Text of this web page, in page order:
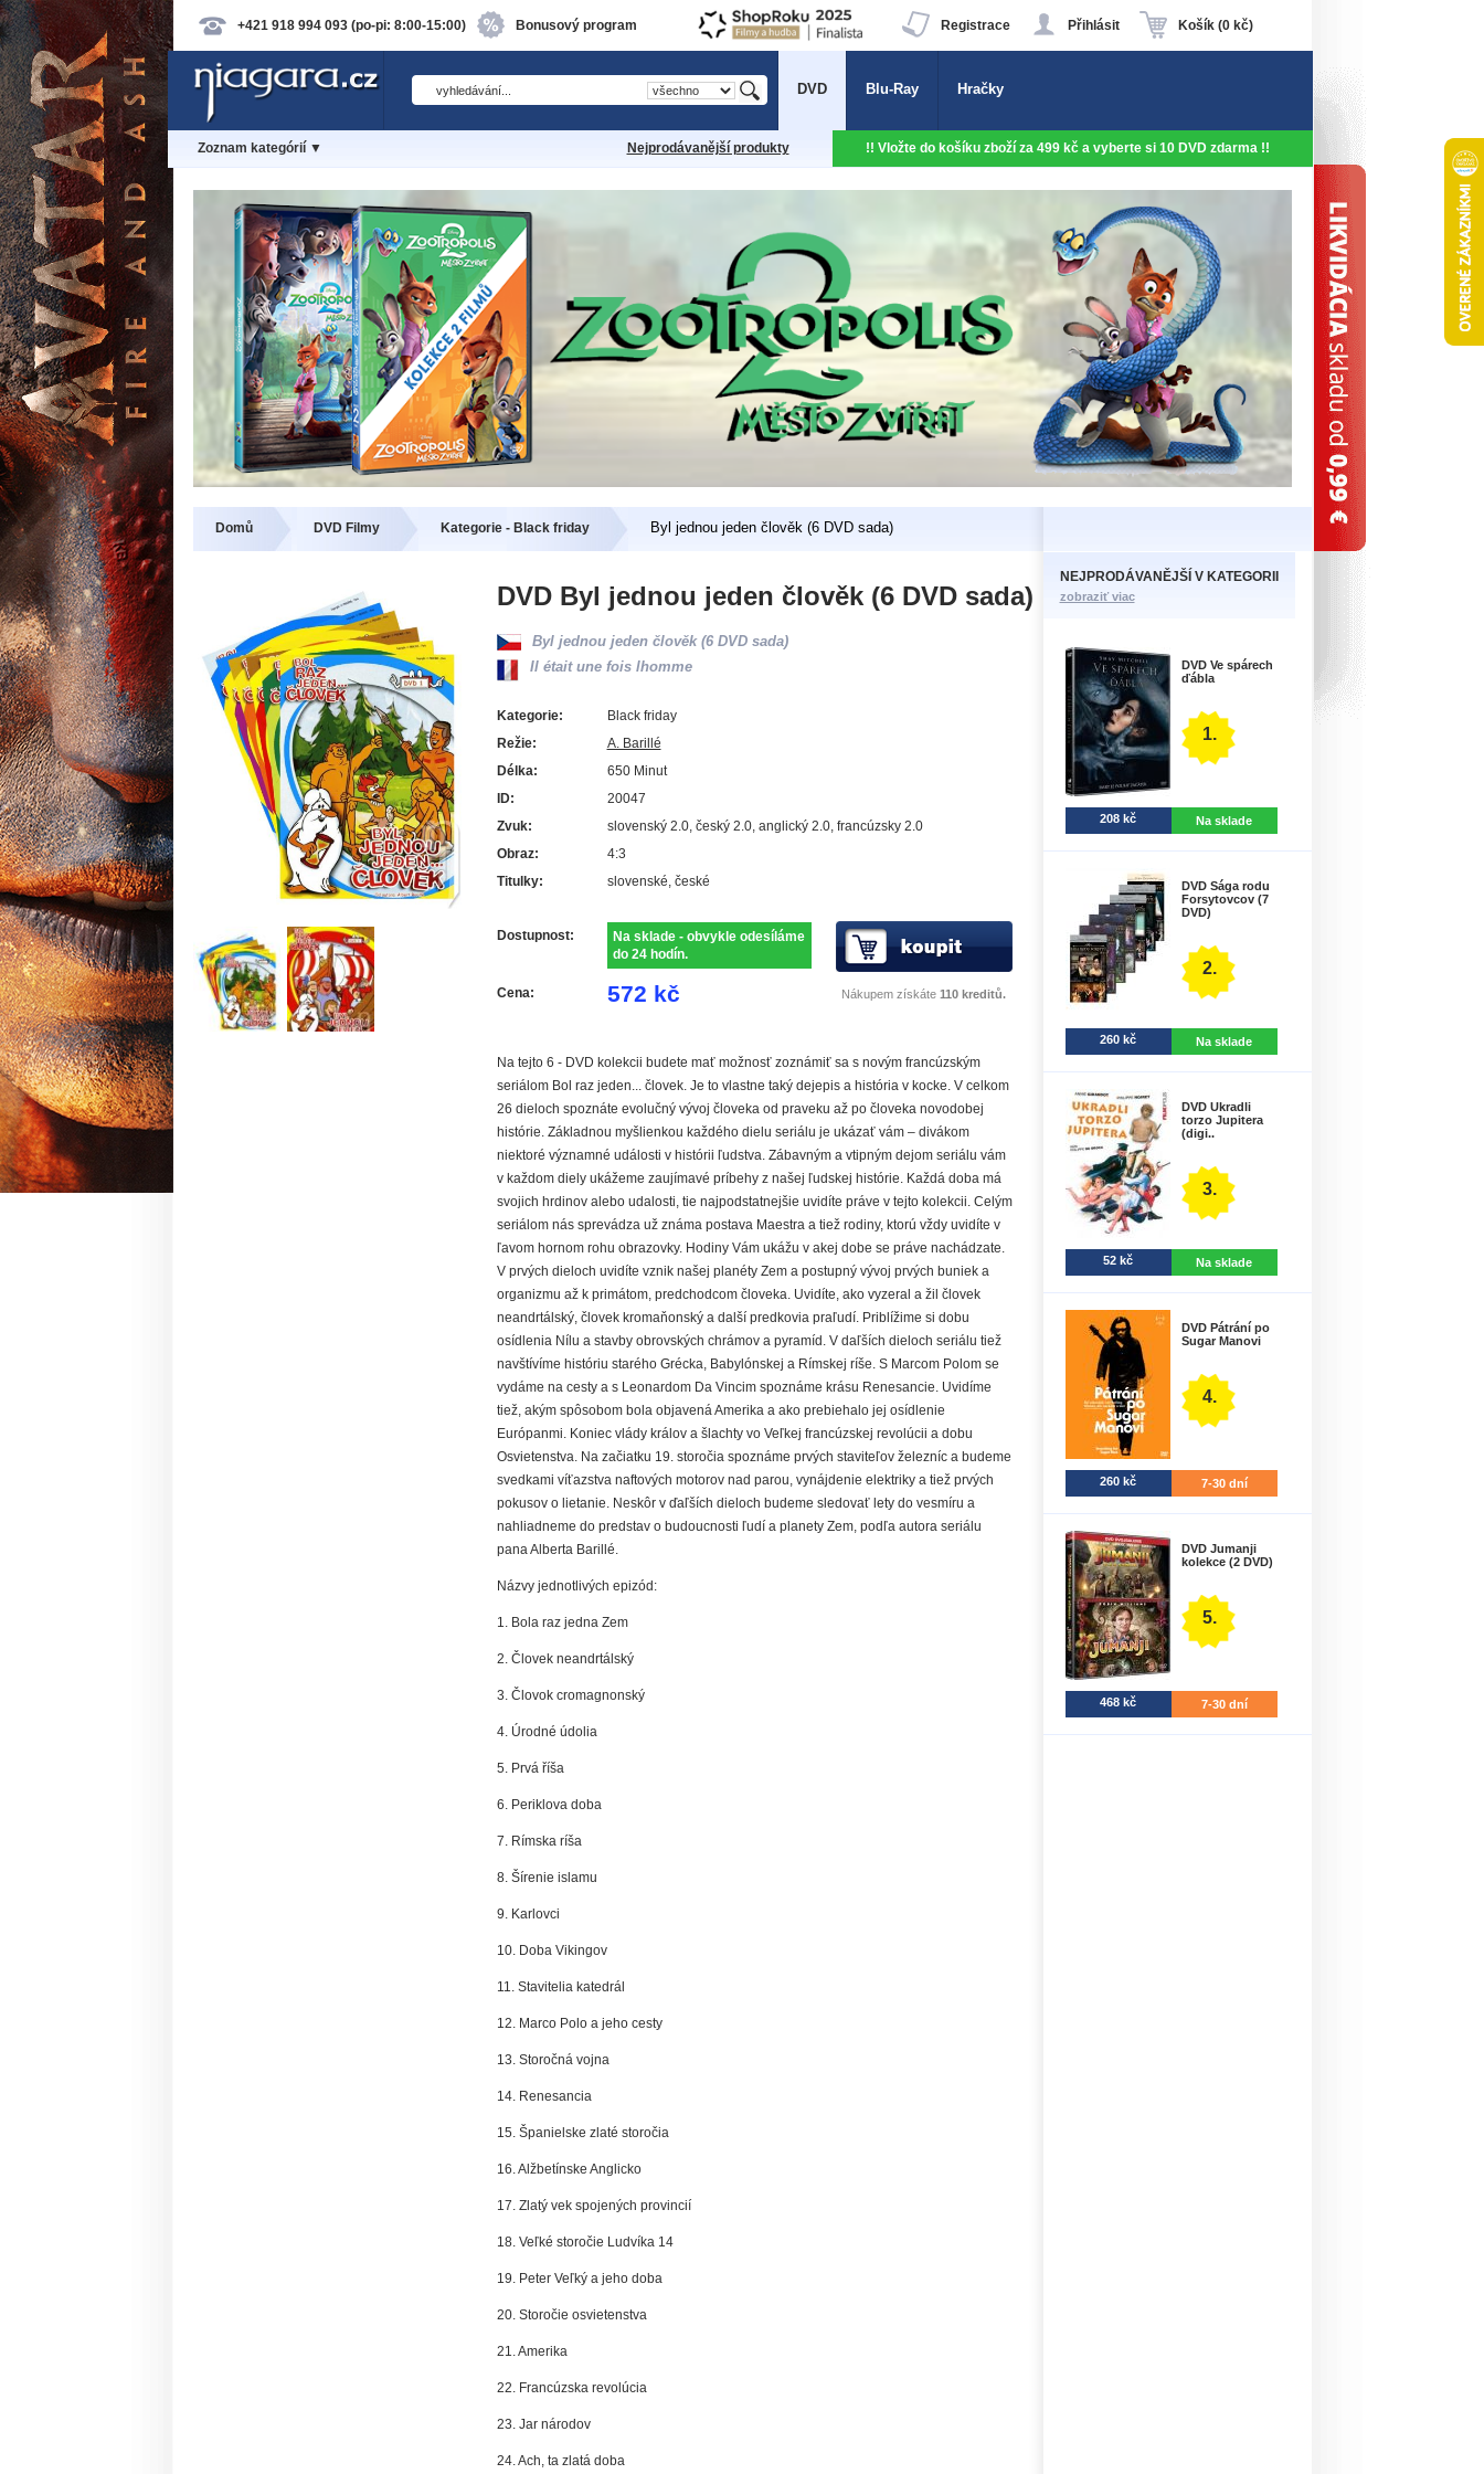
+421 918 994 093 (po-pi: 8:00-15:00) Bonusový program Košík (0 kč)
Přihlásit
Registrace
DVD Blu-Ray Hračky
Zoznam kategórií ▼ Nejprodávanější produkty !! Vložte do košíku zboží za 499 kč a vyberte si 10 DVD zdarma !!
Domů DVD Filmy Kategorie - Black friday Byl jednou jeden člověk (6 DVD sada)
DVD Byl jednou jeden člověk (6 DVD sada)
Byl jednou jeden člověk (6 DVD sada)
Il était une fois lhomme
Kategorie:
Black friday
Režie:
A. Barillé
Délka:
650 Minut
ID:
20047
Zvuk:
slovenský 2.0, český 2.0, anglický 2.0, francúzsky 2.0
Obraz:
4:3
Titulky:
slovenské, české
Dostupnost:
Na sklade - obvykle odesíláme
do 24 hodín.
Cena: 572 kč Nákupem získáte 110 kreditů.
Na tejto 6 - DVD kolekcii budete mať možnosť zoznámiť sa s novým francúzským
seriálom Bol raz jeden... človek. Je to vlastne taký dejepis a história v kocke. V celkom
26 dieloch spoznáte evolučný vývoj človeka od praveku až po človeka novodobej
histórie. Základnou myšlienkou každého dielu seriálu je ukázať vám – divákom
niektoré významné události v histórii ľudstva. Zábavným a vtipným dejom seriálu vám
v každom diely ukážeme zaujímavé príbehy z našej ľudskej histórie. Každá doba má
svojich hrdinov alebo udalosti, tie najpodstatnejšie uvidíte práve v tejto kolekcii. Celým
seriálom nás sprevádza už známa postava Maestra a tiež rodiny, ktorú vždy uvidíte v
ľavom hornom rohu obrazovky. Hodiny Vám ukážu v akej dobe se práve nachádzate.
V prvých dieloch uvidíte vznik našej planéty Zem a postupný vývoj prvých buniek a
organizmu až k primátom, predchodcom človeka. Uvidíte, ako vyzeral a žil človek
neandrtálský, človek kromaňonský a další predkovia praľudí. Priblížime si dobu
osídlenia Nílu a stavby obrovských chrámov a pyramíd. V daľších dieloch seriálu tiež
navštívíme históriu starého Grécka, Babylónskej a Rímskej ríše. S Marcom Polom se
vydáme na cesty a s Leonardom Da Vincim spoznáme krásu Renesancie. Uvidíme
tiež, akým spôsobom bola objavená Amerika a ako prebiehalo jej osídlenie
Európanmi. Koniec vlády králov a šlachty vo Veľkej francúzskej revolúcii a dobu
Osvietenstva. Na začiatku 19. storočia spoznáme prvých staviteľov železníc a budeme
svedkami víťazstva naftových motorov nad parou, vynájdenie elektriky a tiež prvých
pokusov o lietanie. Neskôr v ďaľších dieloch budeme sledovať lety do vesmíru a
nahliadneme do predstav o budoucnosti ľudí a planety Zem, podľa autora seriálu
pana Alberta Barillé.
Názvy jednotlivých epizód:
1. Bola raz jedna Zem
2. Človek neandrtálský
3. Človok cromagnonský
4. Úrodné údolia
5. Prvá říša
6. Periklova doba
7. Rímska ríša
8. Šírenie islamu
9. Karlovci
10. Doba Vikingov
11. Stavitelia katedrál
12. Marco Polo a jeho cesty
13. Storočná vojna
14. Renesancia
15. Španielske zlaté storočia
16. Alžbetínske Anglicko
17. Zlatý vek spojených provincií
18. Veľké storočie Ludvíka 14
19. Peter Veľký a jeho doba
20. Storočie osvietenstva
21. Amerika
22. Francúzska revolúcia
23. Jar národov
24. Ach, ta zlatá doba
NEJPRODÁVANĚJŠÍ V KATEGORII
zobraziť viac
DVD Ve spárech
ďábla
1.
208 kč Na sklade
DVD Sága rodu
Forsytovcov (7
DVD)
2.
260 kč Na sklade
DVD Ukradli
torzo Jupitera
(digi..
3.
52 kč Na sklade
DVD Pátrání po
Sugar Manovi
4.
260 kč 7-30 dní
DVD Jumanji
kolekce (2 DVD)
5.
468 kč 7-30 dní